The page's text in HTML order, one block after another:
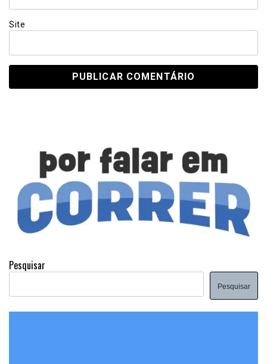
Site
Pesquisar
Pesquisar